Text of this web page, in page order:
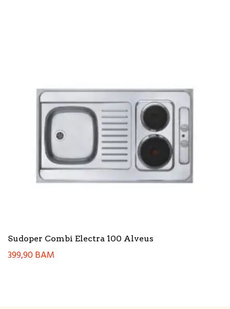
Sudoper Combi Electra 100 Alveus
399,90BAM